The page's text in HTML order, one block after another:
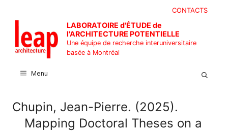
contenu
CONTACTS
LABORATOIRE d'ÉTUDE de
l'ARCHITECTURE POTENTIELLE
Une équipe de recherche interuniversitaire
basée à Montréal
Menu
Chupin, Jean-Pierre. (2025).
Mapping Doctoral Theses on a